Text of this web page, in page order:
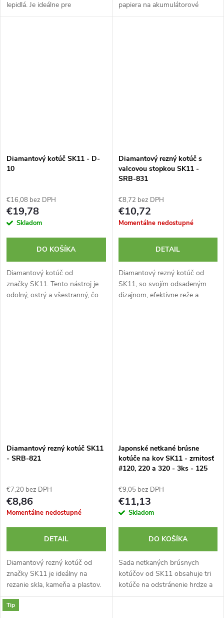
lepidlá. Je ideálne pre
akumulátorové skrutkovače
papiera na akumulátorové
multifunkčné náradie.
Diamantový kotúč SK11 - D-
10
€16,08 bez DPH
€19,78
Skladom
DO KOŠÍKA
Diamantový kotúč od
značky SK11. Tento nástroj je
odolný, ostrý a všestranný, čo
ho robí vhodným pre betón,
Diamantový rezný kotúč s
valcovou stopkou SK11 -
SRB-831
€8,72 bez DPH
€10,72
Momentálne nedostupné
DETAIL
Diamantový rezný kotúč od
SK11, so svojím odsadeným
dizajnom, efektívne reže a
spracováva tenké škrupiny, sklo
Diamantový rezný kotúč SK11
- SRB-821
€7,20 bez DPH
€8,86
Momentálne nedostupné
DETAIL
Diamantový rezný kotúč od
značky SK11 je ideálny na
rezanie skla, kameňa a plastov.
Má priemer 22 mm, hrúbku 0,7
mm a pracuje pri maximálnej
Japonské netkané brúsne
kotúče na kov SK11 - zrnitosť
#120, 220 a 320 - 3ks - 125
€9,05 bez DPH
€11,13
Skladom
DO KOŠÍKA
Sada netkaných brúsnych
kotúčov od SK11 obsahuje tri
kotúče na odstránenie hrdze a
leštenie povrchu. Zrnitosť
Tip